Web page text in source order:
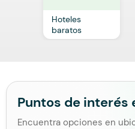
Hoteles
baratos
Puntos de interés
Encuentra opciones en